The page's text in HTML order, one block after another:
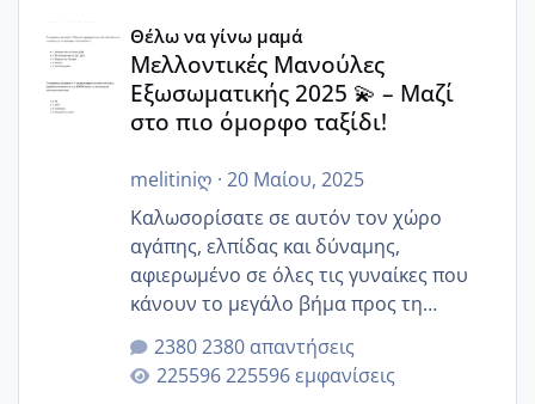
Μελλοντικές Μανούλες Εξωσωματικής 2025 💫 – Μαζί
Θέλω να γίνω μαμά
Μελλοντικές Μανούλες
Εξωσωματικής 2025 💫 – Μαζί
στο πιο όμορφο ταξίδι!
melitiniღ · 20 Μαίου, 2025
Καλωσορίσατε σε αυτόν τον χώρο
αγάπης, ελπίδας και δύναμης,
αφιερωμένο σε όλες τις γυναίκες που
κάνουν το μεγάλο βήμα προς τη
μητρότητα μέσω εξωσωματικής το 2025.
Εδώ θα μοιραστούμε αγωνίες, χαρές,
εμπειρίες και κάθε μικρή ή μεγάλη
2380 απαντήσεις
225596 εμφανίσεις